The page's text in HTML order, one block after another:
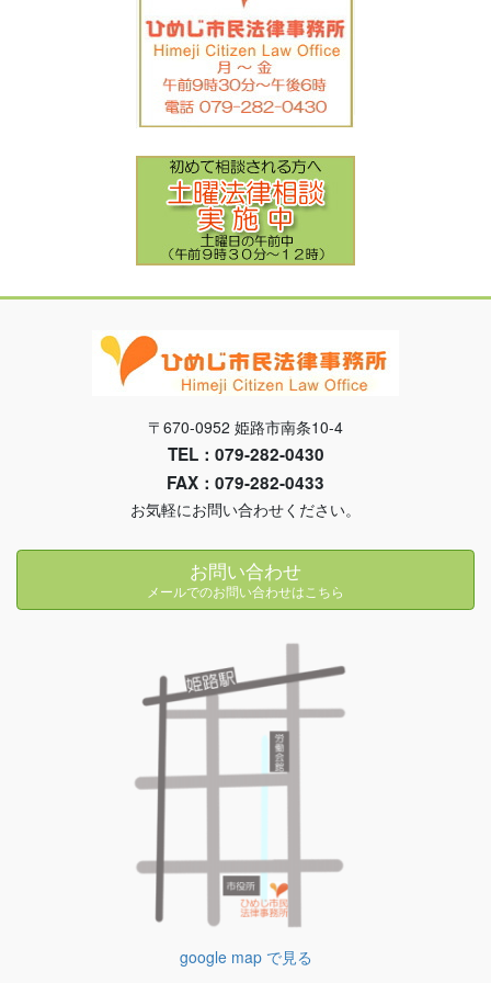
〒670-0952 姫路市南条10-4
TEL：079-282-0430
FAX：079-282-0433
お気軽にお問い合わせください。
お問い合わせ
メールでのお問い合わせはこちら
google map で見る